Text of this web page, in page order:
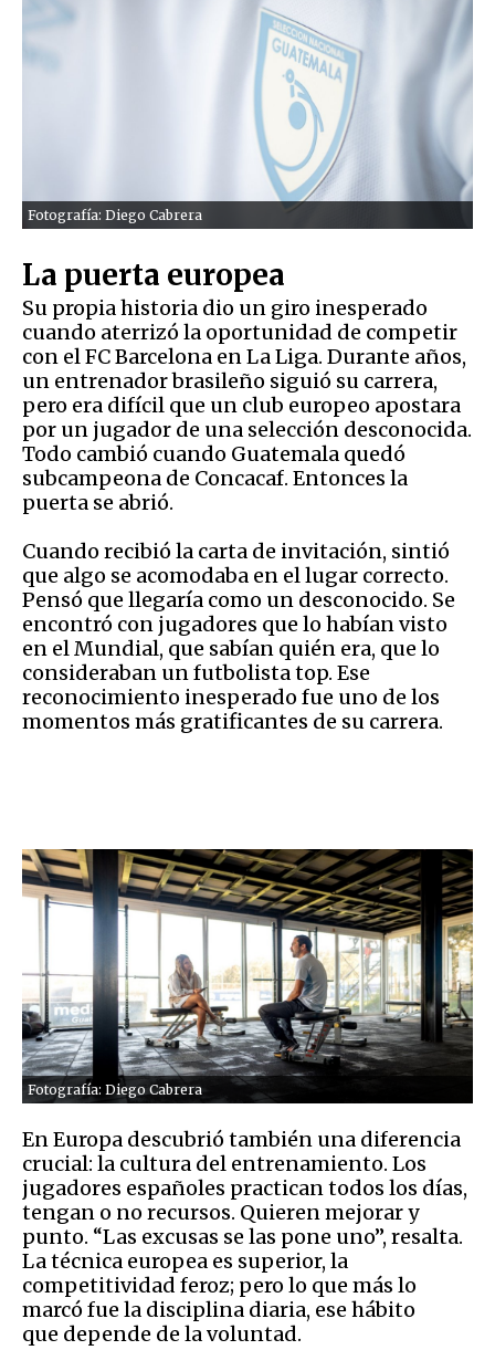
Fotografía: Diego Cabrera
La puerta europea
Su propia historia dio un giro inesperado
cuando aterrizó la oportunidad de competir
con el FC Barcelona en La Liga. Durante años,
un entrenador brasileño siguió su carrera,
pero era difícil que un club europeo apostara
por un jugador de una selección desconocida.
Todo cambió cuando Guatemala quedó
subcampeona de Concacaf. Entonces la
puerta se abrió.
Cuando recibió la carta de invitación, sintió
que algo se acomodaba en el lugar correcto.
Pensó que llegaría como un desconocido. Se
encontró con jugadores que lo habían visto
en el Mundial, que sabían quién era, que lo
consideraban un futbolista top. Ese
reconocimiento inesperado fue uno de los
momentos más gratificantes de su carrera.
Fotografía: Diego Cabrera
En Europa descubrió también una diferencia
crucial: la cultura del entrenamiento. Los
jugadores españoles practican todos los días,
tengan o no recursos. Quieren mejorar y
punto. “Las excusas se las pone uno”, resalta.
La técnica europea es superior, la
competitividad feroz; pero lo que más lo
marcó fue la disciplina diaria, ese hábito
que depende de la voluntad.